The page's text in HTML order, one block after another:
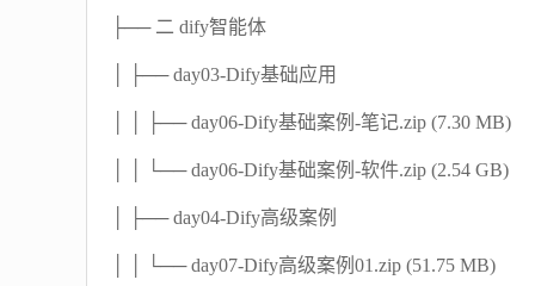
├── 二 dify智能体
│ ├── day03-Dify基础应用
│ │ ├── day06-Dify基础案例-笔记.zip (7.30 MB)
│ │ └── day06-Dify基础案例-软件.zip (2.54 GB)
│ ├── day04-Dify高级案例
│ │ └── day07-Dify高级案例01.zip (51.75 MB)